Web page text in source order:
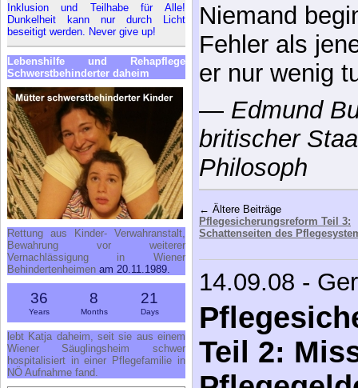
Inklusion und Teilhabe für Alle!
Dunkelheit kann nur durch Licht
beseitigt werden. Never give up!
Lebenshilfe und Rehapflege
Schwerstbehinderter daheim
Rettung aus Kinder- Verwahranstalt,
Bewahrung vor weiterer
Vernachlässigung in Wiener
Behindertenheimen am 20.11.1989.
36
Years
8
Months
21
Days
lebt Katja daheim, seit sie aus einem
Wiener Säuglingsheim schwer
hospitalisiert in einer Pflegefamilie in
NÖ Aufnahme fand.
Nichts ist
Gesellschaft
—Simonetta
Schweizer
Pflegesicherungsreform Teil 3:
Schattenseiten des
14.09.08 -
Teil 2: